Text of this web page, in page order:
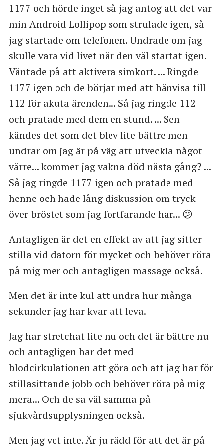
1177 och hörde inget så jag antog att det var
min Android Lollipop som strulade igen, så
jag startade om telefonen. Undrade om jag
skulle vara vid livet när den väl startat igen.
Väntade på att aktivera simkort. ... Ringde
1177 igen och de börjar med att hänvisa till
112 för akuta ärenden... Så jag ringde 112
och pratade med dem en stund. ... Sen
kändes det som det blev lite bättre men
undrar om jag är på väg att utveckla något
värre... kommer jag vakna död nästa gång? ...
Så jag ringde 1177 igen och pratade med
henne och hade lång diskussion om tryck
över bröstet som jag fortfarande har... 😕
Antagligen är det en effekt av att jag sitter
stilla vid datorn för mycket och behöver röra
på mig mer och antagligen massage också.
Men det är inte kul att undra hur många
sekunder jag har kvar att leva.
Jag har stretchat lite nu och det är bättre nu
och antagligen har det med
blodcirkulationen att göra och att jag har för
stillasittande jobb och behöver röra på mig
mera... Och de sa väl samma på
sjukvårdsupplysningen också.
Men jag vet inte. Är ju rädd för att det är på